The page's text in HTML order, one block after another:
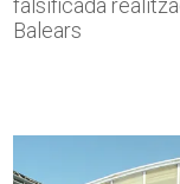
falsificada
Balears